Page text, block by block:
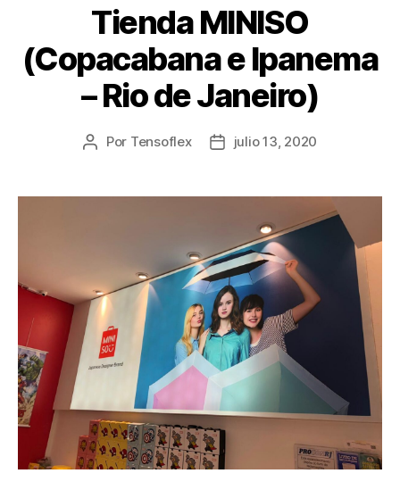
Tienda MINISO
(Copacabana e Ipanema
– Rio de Janeiro)
Por Tensoflex julio 13, 2020